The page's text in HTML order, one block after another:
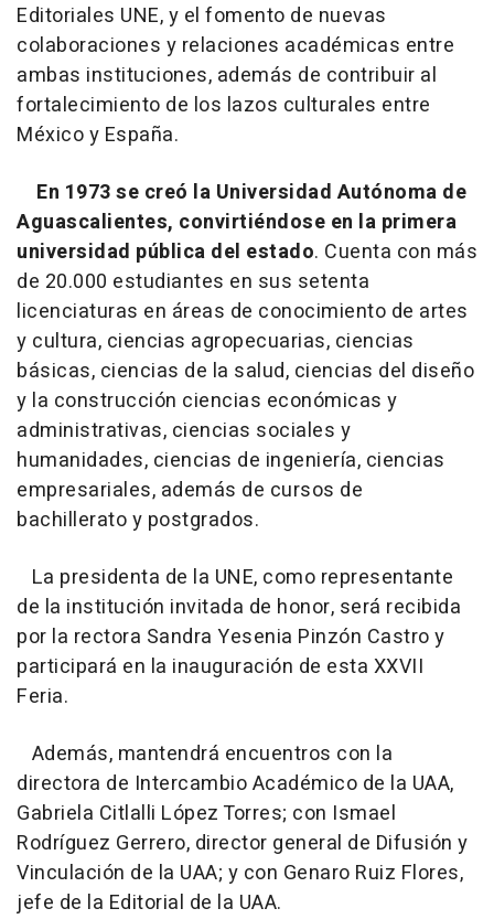
Editoriales UNE, y el fomento de nuevas
colaboraciones y relaciones académicas entre
ambas instituciones, además de contribuir al
fortalecimiento de los lazos culturales entre
México y España.
En 1973 se creó la Universidad Autónoma de
Aguascalientes, convirtiéndose en la primera
universidad pública del estado. Cuenta con más
de 20.000 estudiantes en sus setenta
licenciaturas en áreas de conocimiento de artes
y cultura, ciencias agropecuarias, ciencias
básicas, ciencias de la salud, ciencias del diseño
y la construcción ciencias económicas y
administrativas, ciencias sociales y
humanidades, ciencias de ingeniería, ciencias
empresariales, además de cursos de
bachillerato y postgrados.
La presidenta de la UNE, como representante
de la institución invitada de honor, será recibida
por la rectora Sandra Yesenia Pinzón Castro y
participará en la inauguración de esta XXVII
Feria.
Además, mantendrá encuentros con la
directora de Intercambio Académico de la UAA,
Gabriela Citlalli López Torres; con Ismael
Rodríguez Gerrero, director general de Difusión y
Vinculación de la UAA; y con Genaro Ruiz Flores,
jefe de la Editorial de la UAA.